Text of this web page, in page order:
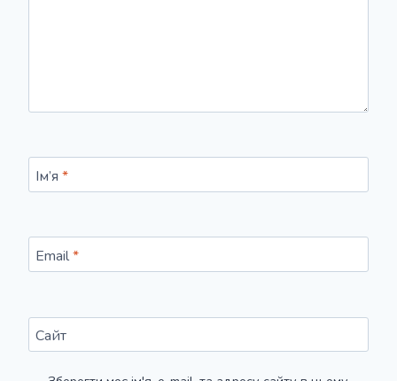
Ім’я *
Email*
Сайт